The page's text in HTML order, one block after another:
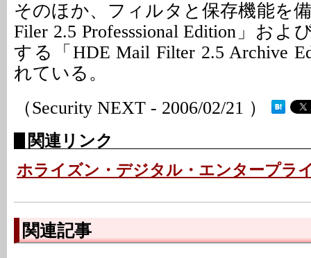
そのほか、フィルタと保存機能を
Filer 2.5 Professsional Edition」およ
する「HDE Mail Filter 2.5 Archive
れている。
（Security NEXT - 2006/02/21 ）
関連リンク
ホライズン・デジタル・エンタープラ
関連記事